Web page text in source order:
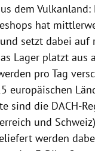
dem Vulkanland:
hat
setzt dabei auf
Lager platzt aus
pro Tag
europäischen
sind die DACH-
und Schweiz
werden